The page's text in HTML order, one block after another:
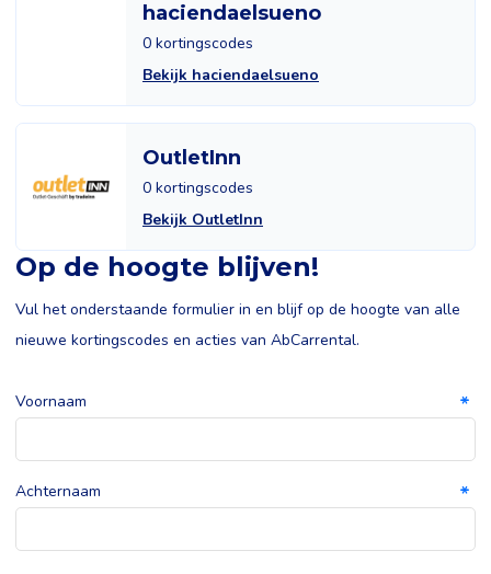
haciendaelsueno
0 kortingscodes
Bekijk haciendaelsueno
OutletInn
0 kortingscodes
Bekijk OutletInn
Op de hoogte blijven!
Vul het onderstaande formulier in en blijf op de hoogte van alle
nieuwe kortingscodes en acties van AbCarrental.
Voornaam
Achternaam